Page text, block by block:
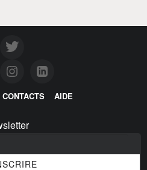
CONTACTS AIDE